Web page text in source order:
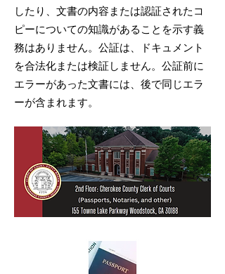
したり、文書の内容または認証されたコ
ピーについての知識があることを示す義
務はありません。公証は、ドキュメント
を合法化または検証しません。公証前に
エラーがあった文書には、後で同じエラ
ーが含まれます。